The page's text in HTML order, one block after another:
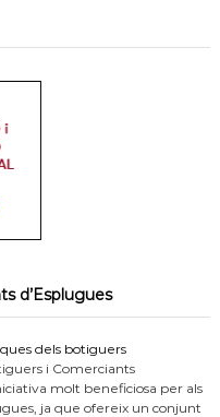
d’Esplugues
dels botiguers
i Comerciants
molt beneficiosa per als
ja que ofereix un conjunt